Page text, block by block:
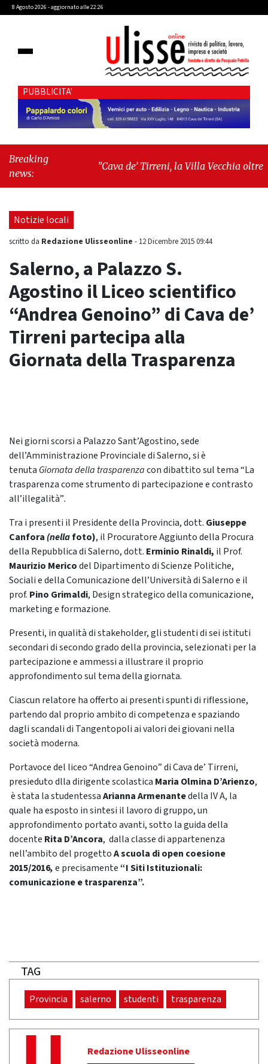
8 Agosto 2026 - aggiornato alle 22:26
PUBBLICITA'
Breaking
news:
"Cava de’ Tirreni, la Villa Vecchia oltre i
Fratellanza sull'ultima seduta consiliare:
Notizie locali
scritto da Redazione Ulisseonline - 12 Dicembre 2015 09:44
Salerno, a Palazzo S.
Agostino il Liceo scientifico
“Andrea Genoino” di Cava de’
Tirreni partecipa alla
Giornata della Trasparenza
Nei giorni scorsi a Palazzo Sant’Agostino, sede
dell’Amministrazione Provinciale di Salerno, si è
tenuta Giornata della trasparenzacon dibattito sul tema“La
trasparenza come strumento di partecipazione e contrasto
all’illegalità”.
Tra i presenti il Presidente della Provincia, dott. Giuseppe
Canfora (nellafoto), il Procuratore Aggiunto della Procura
della Repubblica di Salerno, dott. Erminio Rinaldi, il Prof.
Maurizio Mericodel Dipartimento di Scienze Politiche,
Sociali e della Comunicazione dell’Università di Salerno e il
prof. Pino Grimaldi, Design strategico della comunicazione,
marketing e formazione.
Presenti, in qualità di stakeholder, gli studenti di sei istituti
secondari di secondo grado della provincia, selezionati per la
partecipazione e ammessi a illustrare il proprio
approfondimento sul tema della giornata.
Ciascun relatore ha offerto ai presenti spunti di riflessione,
partendo dal proprio ambito di competenza e spaziando
dagli scandali di Tangentopoli ai valori dei giovani nella
società moderna.
Portavoce del liceo “Andrea Genoino” di Cava de’ Tirreni,
presieduto dlla dirigente scolastica Maria Olmina D’Arienzo,
è stata la studentessaArianna Armenantedella IV A, la
quale ha esposto in sintesi il lavoro di gruppo, un
approfondimento portato avanti, sotto la guida della
docente Rita D’Ancora, dalla classe di appartenenza
nell’ambito del progettoA scuola di open coesione
2015/2016,e precisamente“I Siti Istituzionali:
comunicazione e trasparenza”.
TAG
Provincia salerno studenti trasparenza
Redazione Ulisseonline